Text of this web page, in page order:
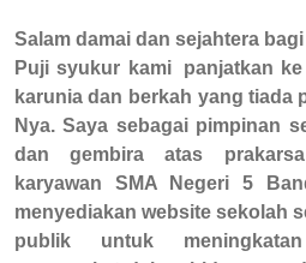
Salam damai dan sejahtera bagi
Puji syukur kami
panjatkan
karunia dan berkah yang tiada
Nya.Saya sebagai pimpinan
dan
gembira atas prakarsa
karyawan SMA Negeri 5
menyediakan website sekolah
publik untuk meningkatan